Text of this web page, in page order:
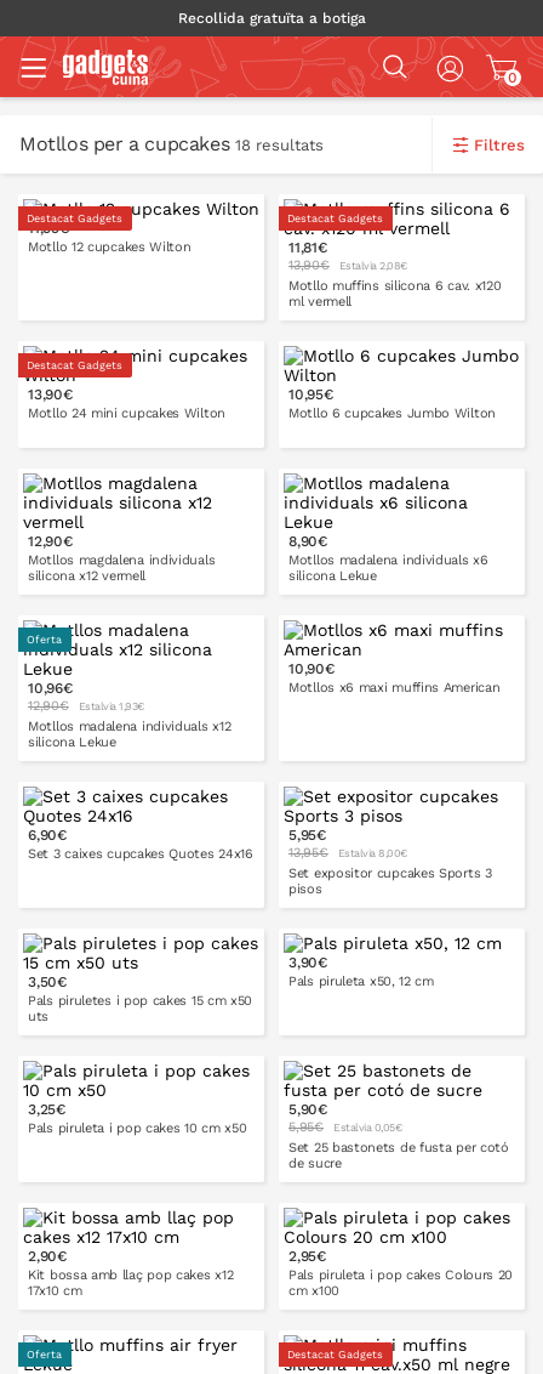
Recollida gratuïta a botiga
0
Motllos per a cupcakes 18 resultats Filtres
Destacat Gadgets
11,95€
Motllo 12 cupcakes Wilton
A LA CISTELLA
Destacat Gadgets
11,81€
13,90€ Estalvia 2,08€
Motllo muffins silicona 6 cav. x120
ml vermell
A LA CISTELLA
Destacat Gadgets
13,90€
Motllo 24 mini cupcakes Wilton
10,95€
Motllo 6 cupcakes Jumbo Wilton
12,90€
Motllos magdalena individuals
silicona x12 vermell
8,90€
Motllos madalena individuals x6
silicona Lekue
Oferta
10,96€
12,90€ Estalvia 1,93€
Motllos madalena individuals x12
silicona Lekue
A LA CISTELLA
10,90€
Motllos x6 maxi muffins American
A LA CISTELLA
6,90€
Set 3 caixes cupcakes Quotes 24x16
A LA CISTELLA
5,95€
13,95€ Estalvia 8,00€
Set expositor cupcakes Sports 3
pisos
A LA CISTELLA
3,50€
Pals piruletes i pop cakes 15 cm x50
uts
A LA CISTELLA
3,90€
Pals piruleta x50, 12 cm
A LA CISTELLA
3,25€
Pals piruleta i pop cakes 10 cm x50
A LA CISTELLA
5,90€
5,95€ Estalvia 0,05€
Set 25 bastonets de fusta per cotó
de sucre
A LA CISTELLA
2,90€
Kit bossa amb llaç pop cakes x12
17x10 cm
2,95€
Pals piruleta i pop cakes Colours 20
cm x100
Oferta Destacat Gadgets